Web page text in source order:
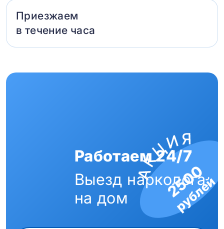
Приезжаем
в течение часа
2500
рублей
Работаем 24/7
Выезд нарколога
на дом